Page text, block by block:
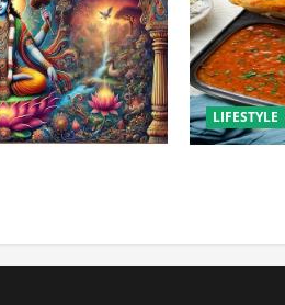
LIFESTYLE